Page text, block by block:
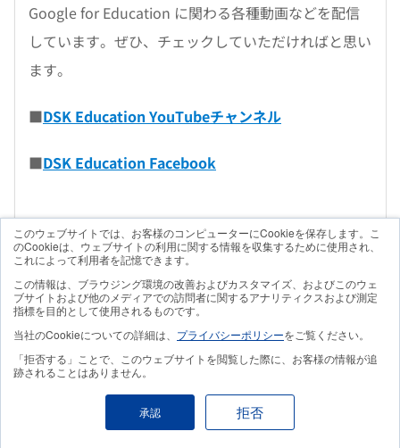
このウェブサイトでは、お客様のコンピューターにCookieを保存します。こ
のCookieは、ウェブサイトの利用に関する情報を収集するために使用され、
これによって利用者を記憶できます。
この情報は、ブラウジング環境の改善およびカスタマイズ、およびこのウェ
ブサイトおよび他のメディアでの訪問者に関するアナリティクスおよび測定
指標を目的として使用されるものです。
当社のCookieについての詳細は、 プライバシーポリシーをご覧ください。
「拒否する」ことで、このウェブサイトを閲覧した際に、お客様の情報が追
跡されることはありません。
承認 拒否
Google for Education に関わる各種動画などを配信
しています。ぜひ、チェックしていただければと思い
ます。
■DSK Education YouTubeチャンネル
■DSK Education Facebook